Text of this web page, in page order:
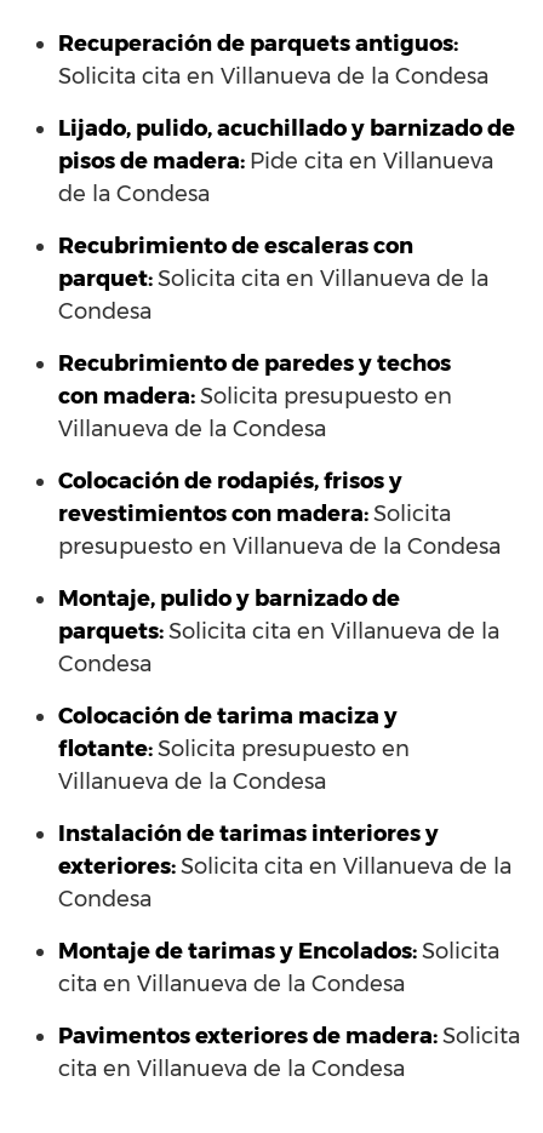
Recuperación de parquets antiguos:
Solicita cita en Villanueva de la Condesa
Lijado, pulido, acuchillado y barnizado de
pisos de madera: Pide cita en Villanueva
de la Condesa
Recubrimiento de escaleras con
parquet:Solicita cita en Villanueva de la
Condesa
Recubrimiento de paredes y techos
con madera:Solicita presupuesto en
Villanueva de la Condesa
Colocación de rodapiés, frisos y
revestimientos con madera:Solicita
presupuesto en Villanueva de la Condesa
Montaje, pulido y barnizado de
parquets:Solicita cita en Villanueva de la
Condesa
Colocación de tarima maciza y
flotante:Solicita presupuesto en
Villanueva de la Condesa
Instalación de tarimas interiores y
exteriores:Solicita cita en Villanueva de la
Condesa
Montaje de tarimas y Encolados:Solicita
cita en Villanueva de la Condesa
Pavimentos exteriores de madera:Solicita
cita en Villanueva de la Condesa